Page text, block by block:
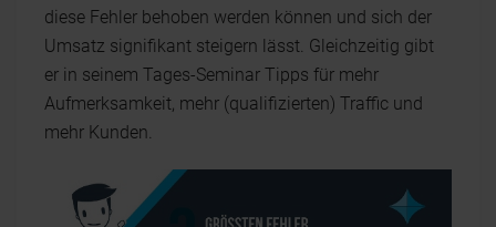
diese Fehler behoben werden können und sich der
Umsatz signifikant steigern lässt. Gleichzeitig gibt
er in seinem Tages-Seminar Tipps für mehr
Aufmerksamkeit, mehr (qualifizierten) Traffic und
mehr Kunden.